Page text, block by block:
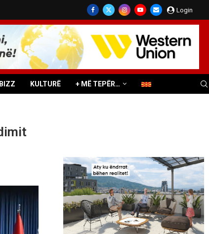
Login
KULTURË + MË TEPËR…